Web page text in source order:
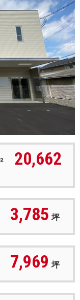
20,662
3,785 坪
7,969 坪